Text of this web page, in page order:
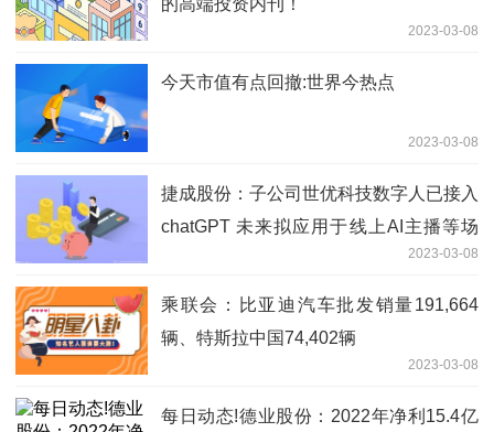
的高端投资内刊！
2023-03-08
今天市值有点回撤:世界今热点
2023-03-08
捷成股份：子公司世优科技数字人已接入
chatGPT 未来拟应用于线上AI主播等场
2023-03-08
乘联会：比亚迪汽车批发销量191,664
辆、特斯拉中国74,402辆
2023-03-08
每日动态!德业股份：2022年净利15.4亿